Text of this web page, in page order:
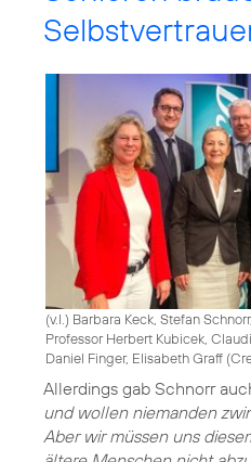
(v.l.) Barbara Keck, Stefan
Professor Herbert Kubicek,
Daniel Finger, Elisabeth Graff (
Allerdings gab Schnorr
und wollen niemanden
Aber wir müssen uns